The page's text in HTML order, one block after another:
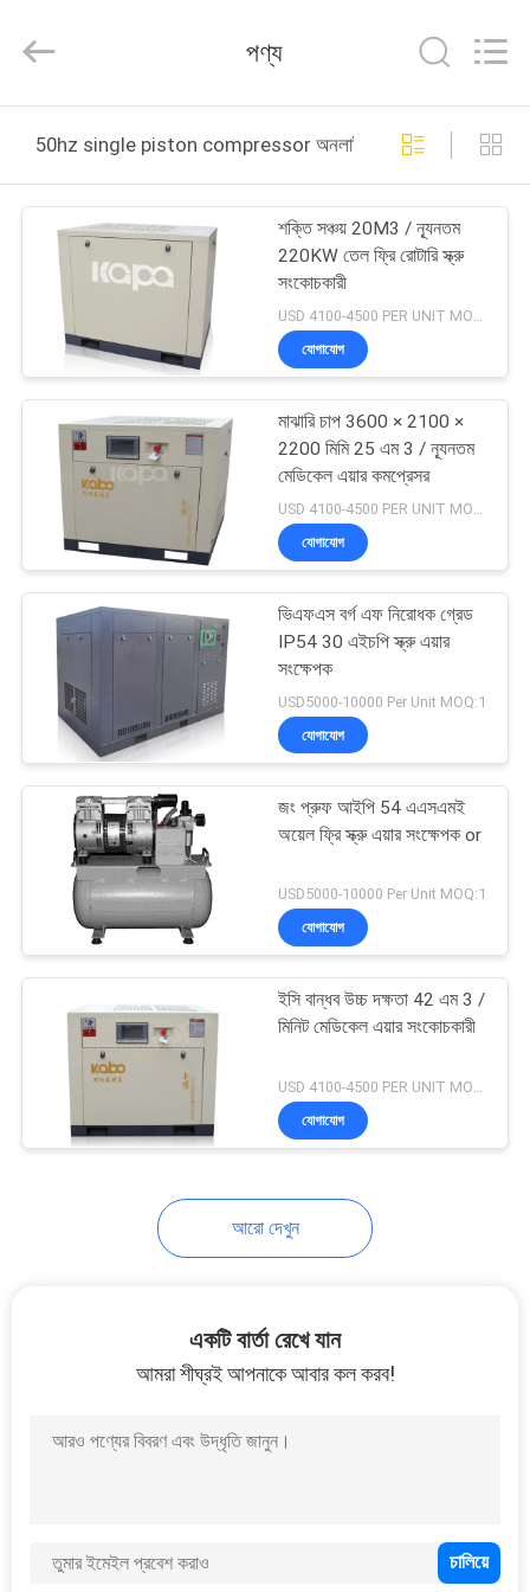
পণ্য
ভিডিও
আমাদের
সম্পর্কে
কারখানা
পরিদর্শন
গুণমান
নিয়ন্ত্রণ
আমাদের
সাথে
যোগাযোগ
সাইট
ম্যাপ
PRIVACY
POLICY
Gas
Technology
Rights
পণ্য
50hz single piston compressor অনলাইন উত্পাদন
শক্তি সঞ্চয় 20M3 / ন্যূনতম
220KW তেল ফ্রি রোটারি স্ক্রু
সংকোচকারী
USD 4100-4500 PER UNIT MOQ:1
যোগাযোগ
মাঝারি চাপ 3600 × 2100 ×
2200 মিমি 25 এম 3 / ন্যূনতম
মেডিকেল এয়ার কমপ্রেসর
যোগাযোগ
ভিএফএস বর্গ এফ নিরোধক গ্রেড
IP54 30 এইচপি স্ক্রু এয়ার
সংক্ষেপক
USD5000-10000 Per Unit MOQ:1
যোগাযোগ
জং প্রুফ আইপি 54 এএসএমই
অয়েল ফ্রি স্ক্রু এয়ার সংক্ষেপক or
USD5000-10000 Per Unit MOQ:1
যোগাযোগ
ইসি বান্ধব উচ্চ দক্ষতা 42 এম 3 /
মিনিট মেডিকেল এয়ার সংকোচকারী
USD 4100-4500 PER UNIT MOQ:1
যোগাযোগ
আরো দেখুন
একটি বার্তা রেখে যান
আমরা শীঘ্রই আপনাকে আবার কল করব!